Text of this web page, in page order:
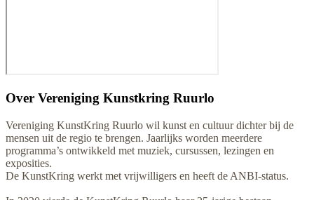
Over Vereniging Kunstkring Ruurlo
Vereniging KunstKring Ruurlo wil kunst en cultuur dichter bij de
mensen uit de regio te brengen. Jaarlijks worden meerdere
programma’s ontwikkeld met muziek, cursussen, lezingen en
exposities.
De KunstKring werkt met vrijwilligers en heeft de ANBI-status.